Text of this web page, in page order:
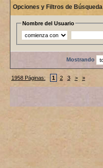
Opciones y Filtros de Búsqueda
Nombre del Usuario
Mostrando
1958 Páginas: 1 2 3 > »